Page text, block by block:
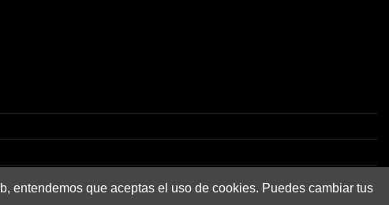
entendemos que aceptas el uso de cookies. Puedes cambiar tus